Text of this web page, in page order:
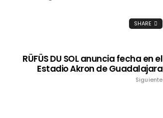
SHARE
RÜFÜS DU SOL anuncia fecha en el
Estadio Akron de Guadalajara
Siguiente